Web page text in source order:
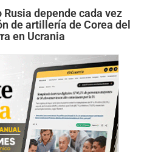
Rusia depende cada vez
de artillería de Corea del
en Ucrania